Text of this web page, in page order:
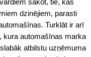
sakot, tie, kas
dzinējiem, parasti
Turklāt ir arī
kura automašīnas marka
atbilstu uzņēmuma